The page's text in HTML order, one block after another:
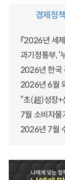
경제정
『2026년 세
과기정통부, ‘
2026년 한국
2026년 6월
“초(超)성장+
7월 소비자
2026년 7월